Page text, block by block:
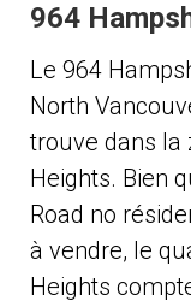
964
Le 964
North
trouve dans la
Heights. Bien
Road no
à vendre, le
Heights